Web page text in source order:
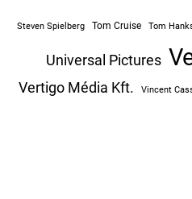
Steven Spielberg Tom Cruise Tom
Universal Pictures
Vertigo Média Kft. Vincent